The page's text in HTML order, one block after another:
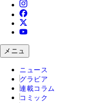
メニュ
ニュース
グラビア
連載コラム
コミック